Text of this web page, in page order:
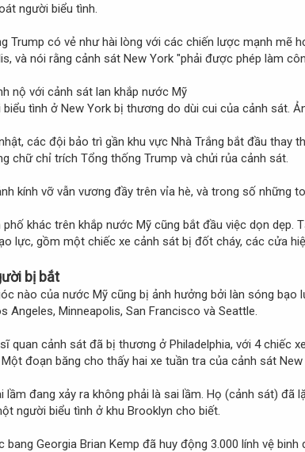
người biểu tình.
Trump có vẻ như hài lòng với các chiến lược mạnh mẽ
và nói rằng cảnh sát New York "phải được phép làm
tình ở New York bị thương do dùi cui của cảnh sát.
các đội bảo trì gần khu vực Nhà Trắng bắt đầu thay
chữ chỉ trích Tổng thống Trump và chửi rủa cảnh sát.
kính vỡ vẫn vương đầy trên vỉa hè, và trong số những
phố khác trên khắp nước Mỹ cũng bắt đầu việc dọn dẹp.
lực, gồm một chiếc xe cảnh sát bị đốt cháy, các cửa
bị bắt
nào của nước Mỹ cũng bị ảnh hưởng bởi làn sóng
Angeles, Minneapolis, San Francisco và Seattle.
quan cảnh sát đã bị thương ở Philadelphia, với 4 chiếc
đoạn băng cho thấy hai xe tuần tra của cảnh sát
lầm đang xảy ra không phải là sai lầm. Họ (cảnh sát)
người biểu tình ở khu Brooklyn cho biết.
bang Georgia Brian Kemp đã huy động 3.000 lính vệ